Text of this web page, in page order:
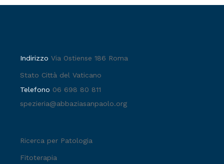
IndirizzoVia Ostiense 186 Roma
Stato Città del Vaticano
Telefono 06 698 80 811
spezieria@abbaziasanpaolo.org
Ricerca per Patologia
Fitoterapia